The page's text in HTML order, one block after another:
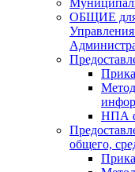
ОБЩИЕ для
НПА
общего,